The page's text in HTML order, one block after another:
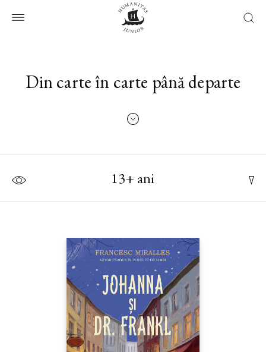
Din carte în carte până departe
13+ ani